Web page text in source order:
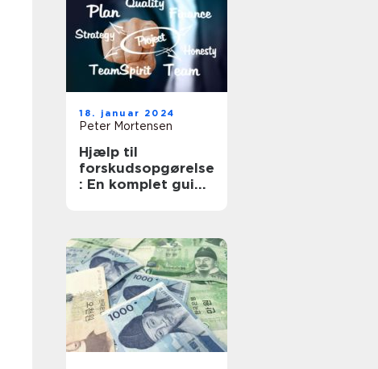
18. januar 2024
Peter Mortensen
Hjælp til
forskudsopgørelse
: En komplet guide